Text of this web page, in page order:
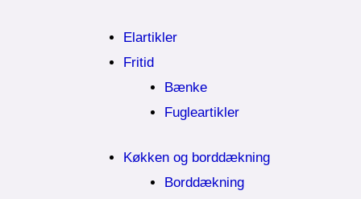
Elartikler
Fritid
Bænke
Fugleartikler
Køkken og borddækning
Borddækning